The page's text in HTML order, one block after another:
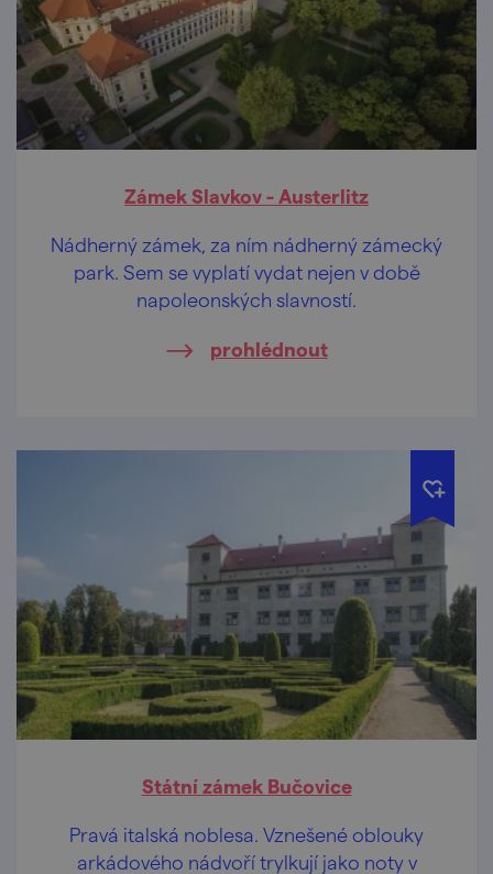
Zámek Slavkov - Austerlitz
Nádherný zámek, za ním nádherný zámecký
park. Sem se vyplatí vydat nejen v době
napoleonských slavností.
prohlédnout
Státní zámek Bučovice
Pravá italská noblesa. Vznešené oblouky
arkádového nádvoří trylkují jako noty v